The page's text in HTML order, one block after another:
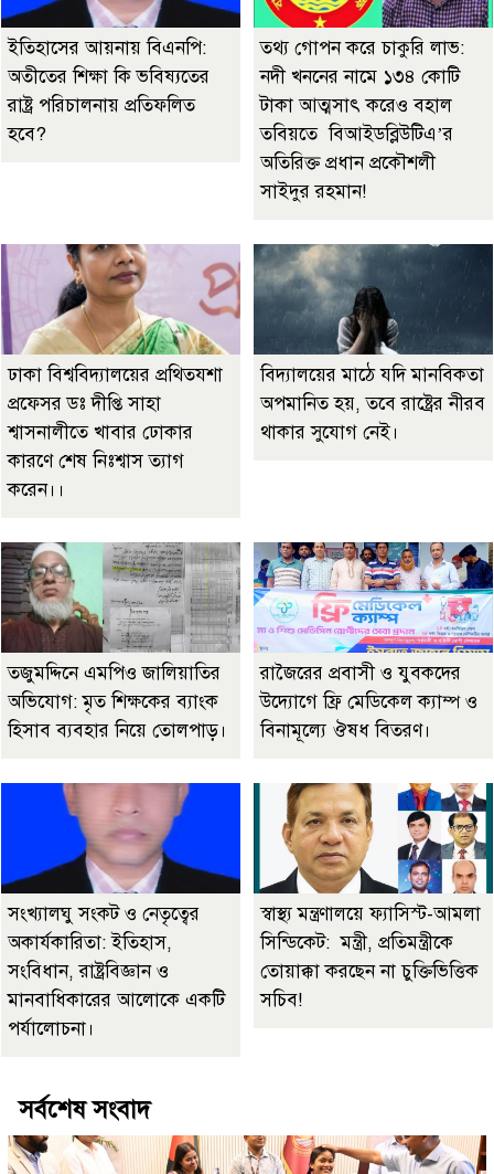
ইতিহাসের আয়নায় বিএনপি:
অতীতের শিক্ষা কি ভবিষ্যতের
রাষ্ট্র পরিচালনায় প্রতিফলিত
হবে?
তথ্য গোপন করে চাকুরি লাভ:
নদী খননের নামে ১৩৪ কোটি
টাকা আত্মসাৎ করেও বহাল
তবিয়তে বিআইডব্লিউটিএ’র
অতিরিক্ত প্রধান প্রকৌশলী
সাইদুর রহমান!
ঢাকা বিশ্ববিদ্যালয়ের প্রথিতযশা
প্রফেসর ডঃ দীপ্তি সাহা
শ্বাসনালীতে খাবার ঢোকার
কারণে শেষ নিঃশ্বাস ত্যাগ
করেন।।
বিদ্যালয়ের মাঠে যদি মানবিকতা
অপমানিত হয়, তবে রাষ্ট্রের নীরব
থাকার সুযোগ নেই।
তজুমদ্দিনে এমপিও জালিয়াতির
অভিযোগ: মৃত শিক্ষকের ব্যাংক
হিসাব ব্যবহার নিয়ে তোলপাড়।
রাজৈরের‌ প্রবাসী ও যুবকদের
উদ্যোগে ফ্রি মেডিকেল ক্যাম্প ও
বিনামূল্যে ঔষধ বিতরণ।
সংখ্যালঘু সংকট ও নেতৃত্বের
অকার্যকারিতা: ইতিহাস,
সংবিধান, রাষ্ট্রবিজ্ঞান ও
মানবাধিকারের আলোকে একটি
পর্যালোচনা।
স্বাস্থ্য মন্ত্রণালয়ে ফ্যাসিস্ট-আমলা
সিন্ডিকেট: মন্ত্রী, প্রতিমন্ত্রীকে
তোয়াক্কা করছেন না চুক্তিভিত্তিক
সচিব!
সর্বশেষ সংবাদ